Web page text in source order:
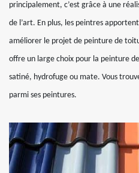
principalement, c’est grâce à une
de l’art. En plus, les peintres
améliorer le projet de peinture de
offre un large choix pour la peinture
satiné, hydrofuge ou mate. Vous
parmi ses peintures.